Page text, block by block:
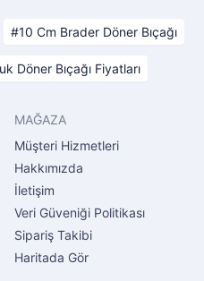
10 Cm Brader Döner Bıçağı
Döner Bıçağı Fiyatları
MAĞAZA
Müşteri Hizmetleri
Hakkımızda
İletişim
Veri Güveniği Politikası
Sipariş Takibi
Haritada Gör